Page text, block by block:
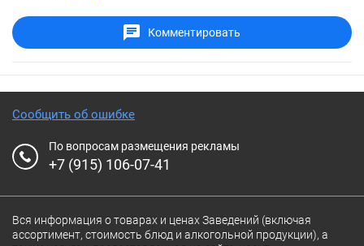
Комментировать
Сообщить об ошибке
По вопросам размещения рекламы
+7 (915) 106-07-41
Вся информация о товарах и ценах Заведений (включая
ассортимент, стоимость блюд и алкогольной продукции), а